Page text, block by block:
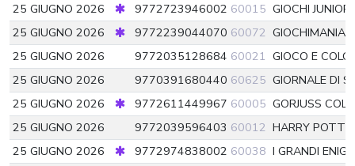
25 GIUGNO 2026
9772723946002 60015 GIOCHI
25 GIUGNO 2026
9772239044070 60072 GIOCHIMANIA
25 GIUGNO 2026
9772035128684 60021 GIOCO E
25 GIUGNO 2026
9770391680440 60625 GIORNALE DI
25 GIUGNO 2026
9772611449967 60005 GORJUSS
25 GIUGNO 2026
9772039596403 60012 HARRY
25 GIUGNO 2026
9772974838002 60038 I GRANDI